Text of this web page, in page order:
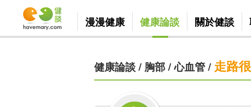
漫漫健康 健康論談 關於健談
健康論談/ 胸部/心血管/ 走路